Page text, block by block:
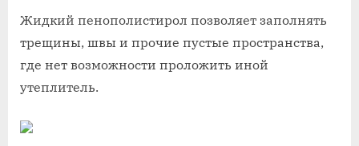
Жидкий пенополистирол позволяет заполнять
трещины, швы и прочие пустые пространства,
где нет возможности проложить иной
утеплитель.